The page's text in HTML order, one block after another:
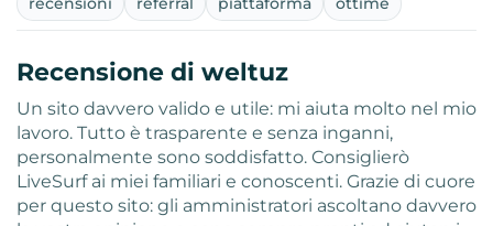
Recensione di weltuz
Un sito davvero valido e utile: mi aiuta molto nel mio
lavoro. Tutto è trasparente e senza inganni,
personalmente sono soddisfatto. Consiglierò
LiveSurf ai miei familiari e conoscenti. Grazie di cuore
per questo sito: gli amministratori ascoltano davvero